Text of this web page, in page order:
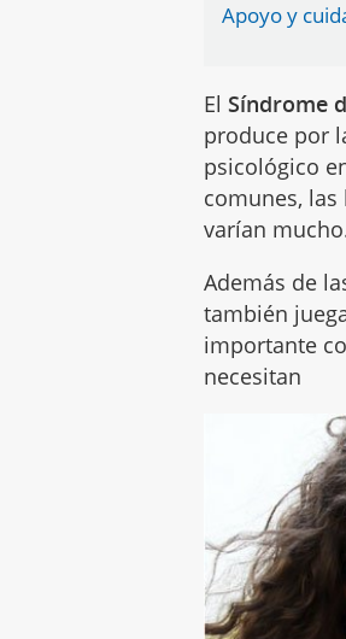
Apoyo y
ElSíndrome
produce por
psicológico
comunes,
varían
Además de
también
importante
necesitan